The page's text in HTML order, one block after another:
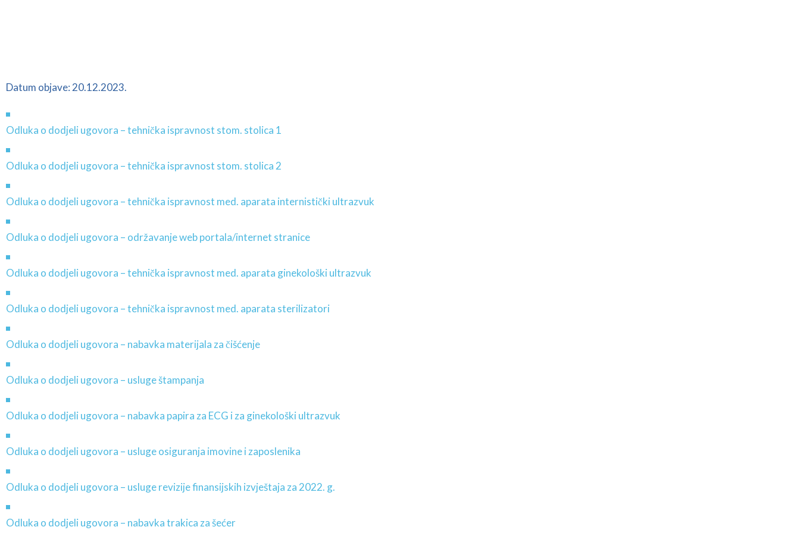
Datum objave: 20.12.2023.
Odluka o dodjeli ugovora – tehnička ispravnost stom. stolica 1
Odluka o dodjeli ugovora – tehnička ispravnost stom. stolica 2
Odluka o dodjeli ugovora – tehnička ispravnost med. aparata internistički ultrazvuk
Odluka o dodjeli ugovora – održavanje web portala/internet stranice
Odluka o dodjeli ugovora – tehnička ispravnost med. aparata ginekološki ultrazvuk
Odluka o dodjeli ugovora – tehnička ispravnost med. aparata sterilizatori
Odluka o dodjeli ugovora – nabavka materijala za čišćenje
Odluka o dodjeli ugovora – usluge štampanja
Odluka o dodjeli ugovora – nabavka papira za ECG i za ginekološki ultrazvuk
Odluka o dodjeli ugovora – usluge osiguranja imovine i zaposlenika
Odluka o dodjeli ugovora – usluge revizije finansijskih izvještaja za 2022. g.
Odluka o dodjeli ugovora – nabavka trakica za šećer